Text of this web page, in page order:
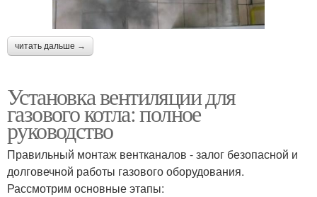
читать дальше →
Установка вентиляции для
газового котла: полное
руководство
Правильный монтаж вентканалов - залог безопасной и
долговечной работы газового оборудования.
Рассмотрим основные этапы: